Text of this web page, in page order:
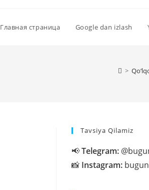
Главная страница Google dan izlash
>
Tavsiya Qilamiz
📢Telegram:
📸 Instagram: